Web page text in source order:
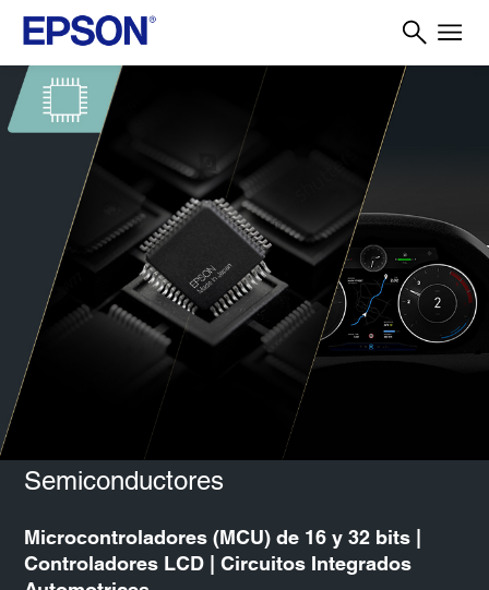
Semiconductores
Microcontroladores (MCU) de 16 y 32 bits |
Controladores LCD | Circuitos Integrados